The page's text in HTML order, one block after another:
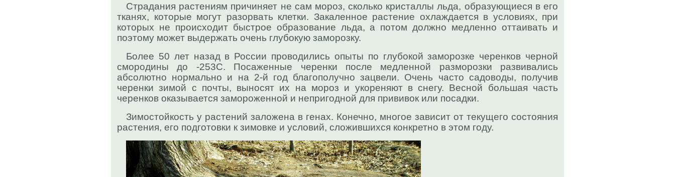
Страдания растениям причиняет не сам мороз, сколько кристаллы льда, образующиеся в его
тканях, которые могут разорвать клетки. Закаленное растение охлаждается в условиях, при
которых не происходит быстрое образование льда, а потом должно медленно оттаивать и
поэтому может выдержать очень глубокую заморозку.
Более 50 лет назад в России проводились опыты по глубокой заморозке черенков черной
смородины до -253С. Посаженные черенки после медленной разморозки развивались
абсолютно нормально и на 2-й год благополучно зацвели. Очень часто садоводы, получив
черенки зимой с почты, выносят их на мороз и укореняют в снегу. Весной большая часть
черенков оказывается замороженной и непригодной для прививок или посадки.
Зимостойкость у растений заложена в генах. Конечно, многое зависит от текущего состояния
растения, его подготовки к зимовке и условий, сложившихся конкретно в этом году.